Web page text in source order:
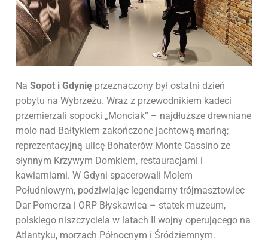
Na Sopot i Gdynię przeznaczony był ostatni dzień
pobytu na Wybrzeżu. Wraz z przewodnikiem kadeci
przemierzali sopocki „Monciak” – najdłuższe drewniane
molo nad Bałtykiem zakończone jachtową mariną;
reprezentacyjną ulicę Bohaterów Monte Cassino ze
słynnym Krzywym Domkiem, restauracjami i
kawiarniami. W Gdyni spacerowali Molem
Południowym, podziwiając legendarny trójmasztowiec
Dar Pomorza i ORP Błyskawica – statek-muzeum,
polskiego niszczyciela w latach II wojny operującego na
Atlantyku, morzach Północnym i Śródziemnym.